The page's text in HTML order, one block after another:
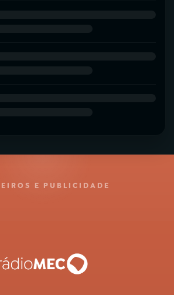
E PUBLICIDADE